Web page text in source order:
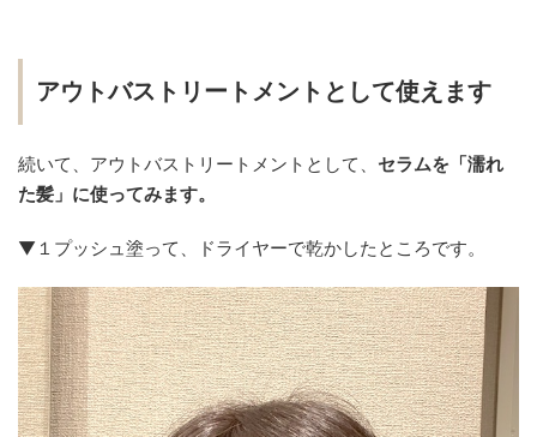
アウトバストリートメントとして使えます
続いて、アウトバストリートメントとして、 セラムを「濡れ
た髪」に使ってみます。
▼１プッシュ塗って、ドライヤーで乾かしたところです。